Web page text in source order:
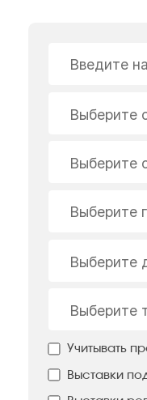
Введите
Выберите
Выберите
Выберите
Выберите
Выберите
Учитывать
Выставки